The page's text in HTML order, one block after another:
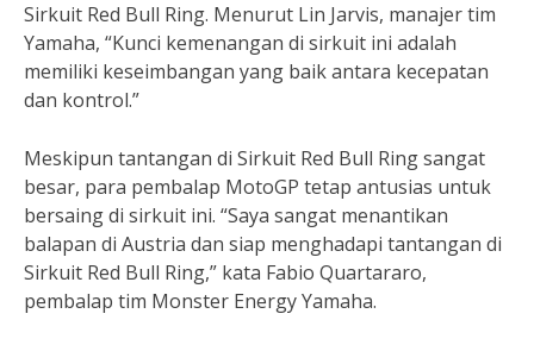
Sirkuit Red Bull Ring. Menurut Lin Jarvis, manajer tim
Yamaha, “Kunci kemenangan di sirkuit ini adalah
memiliki keseimbangan yang baik antara kecepatan
dan kontrol.”
Meskipun tantangan di Sirkuit Red Bull Ring sangat
besar, para pembalap MotoGP tetap antusias untuk
bersaing di sirkuit ini. “Saya sangat menantikan
balapan di Austria dan siap menghadapi tantangan di
Sirkuit Red Bull Ring,” kata Fabio Quartararo,
pembalap tim Monster Energy Yamaha.